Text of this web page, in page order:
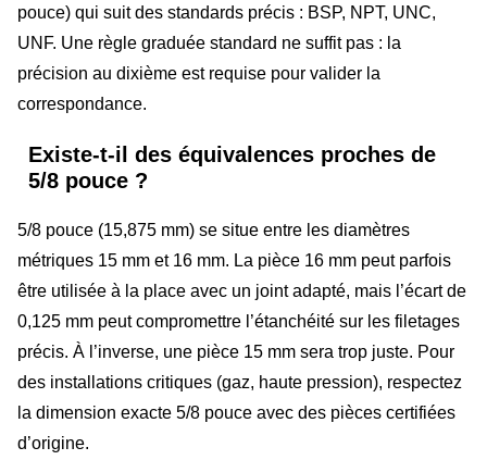
pouce) qui suit des standards précis : BSP, NPT, UNC,
UNF. Une règle graduée standard ne suffit pas : la
précision au dixième est requise pour valider la
correspondance.
Existe-t-il des équivalences proches de
5/8 pouce ?
5/8 pouce (15,875 mm) se situe entre les diamètres
métriques 15 mm et 16 mm. La pièce 16 mm peut parfois
être utilisée à la place avec un joint adapté, mais l’écart de
0,125 mm peut compromettre l’étanchéité sur les filetages
précis. À l’inverse, une pièce 15 mm sera trop juste. Pour
des installations critiques (gaz, haute pression), respectez
la dimension exacte 5/8 pouce avec des pièces certifiées
d’origine.